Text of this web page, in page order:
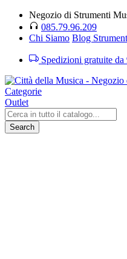
Negozio di Strumenti
085.79.96.209
Chi Siamo Blog
Spedizioni gratuite da
Categorie
Outlet
Search